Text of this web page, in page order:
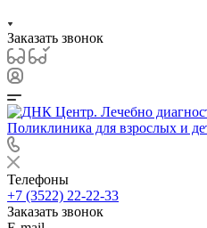
Заказать звонок
Телефоны
+7 (3522) 22-22-33
Заказать звонок